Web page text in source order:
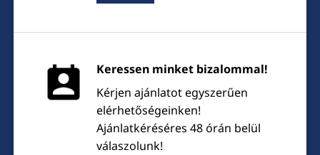
Keressen minket bizalommal!
Kérjen ajánlatot egyszerűen
elérhetőségeinken!
Ajánlatkéréséres 48 órán belül
válaszolunk!